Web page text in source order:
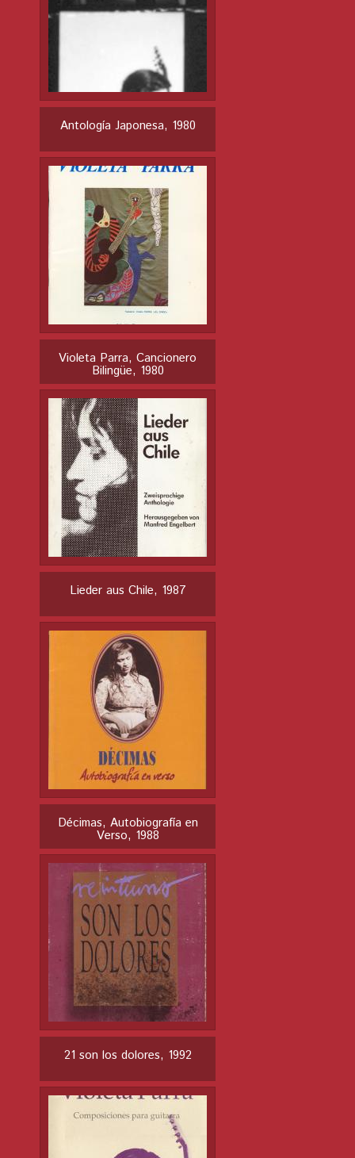
Antología Japonesa, 1980
Violeta Parra, Cancionero
Bilingüe, 1980
Lieder aus Chile, 1987
Décimas, Autobiografía en
Verso, 1988
21 son los dolores, 1992